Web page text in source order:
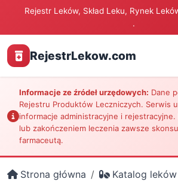
Rejestr Leków, Skład Leku, Rynek
.
RejestrLekow.com
Informacje ze źródeł urzędowych: Dane
Rejestru Produktów Leczniczych. Serwis
informacje administracyjne i
lub zakończeniem leczenia zawsze
farmaceutą.
Strona główna Katalog leków